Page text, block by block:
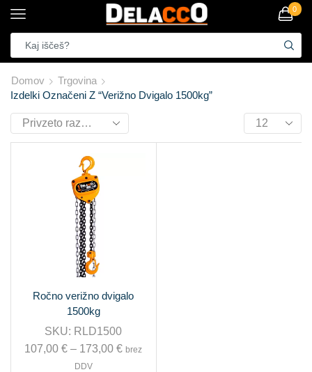
0
Domov
Trgovina
Izdelki Označeni Z “verižno Dvigalo 1500kg”
Ročno verižno dvigalo
1500kg
SKU: RLD1500
107,00€ – 173,00€ brez
DDV